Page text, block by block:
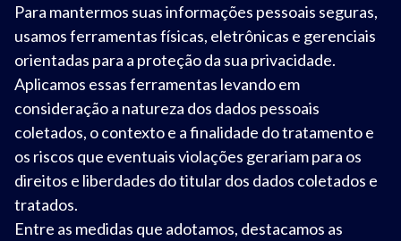
Para mantermos suas informações pessoais seguras,
usamos ferramentas físicas, eletrônicas e gerenciais
orientadas para a proteção da sua privacidade.
Aplicamos essas ferramentas levando em
consideração a natureza dos dados pessoais
coletados, o contexto e a finalidade do tratamento e
os riscos que eventuais violações gerariam para os
direitos e liberdades do titular dos dados coletados e
tratados.
Entre as medidas que adotamos, destacamos as